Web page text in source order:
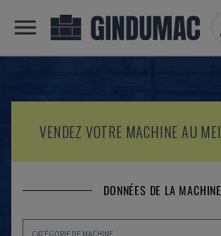
VENDEZ VOTRE MACHINE AU
DONNÉES DE LA MACHINE